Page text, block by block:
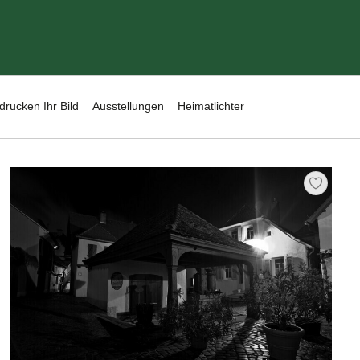
Ihr Bild Ausstellungen Heimatlichter